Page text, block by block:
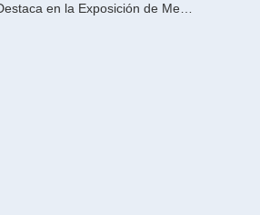
RITMAN Destaca en la Exposición de Metales, Metalurgia y Acero de Vietnam 2026